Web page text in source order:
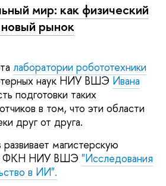
мир: как физический
рынок
лаборатории робототехники
наук НИУ ВШЭ Ивана
подготовки таких
в том, что эти области
друг от друга.
магистерскую
ФКН НИУ ВШЭ "Исследования
в ИИ".